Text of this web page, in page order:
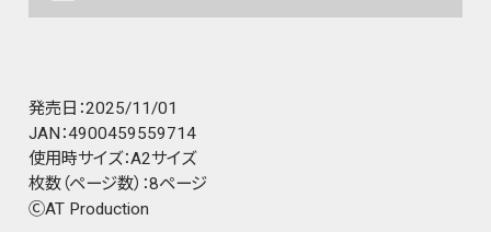
発売日：2025/11/01
JAN：4900459559714
使用時サイズ：A2サイズ
枚数（ページ数）：8ページ
ⒸAT Production